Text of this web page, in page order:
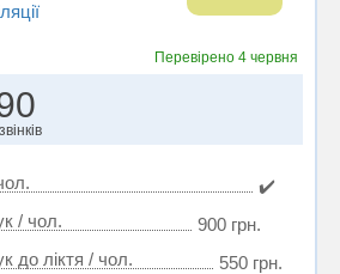
Перевірено 4 червня
✔️
/ чол.
900 грн.
до ліктя / чол.
550 грн.